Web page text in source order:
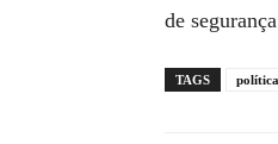
de
TAGS